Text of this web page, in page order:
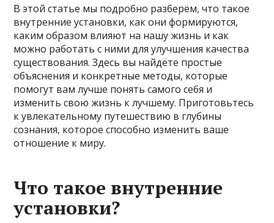
В этой статье мы подробно разберём, что такое
внутренние установки, как они формируются,
каким образом влияют на нашу жизнь и как
можно работать с ними для улучшения качества
существования. Здесь вы найдёте простые
объяснения и конкретные методы, которые
помогут вам лучше понять самого себя и
изменить свою жизнь к лучшему. Приготовьтесь
к увлекательному путешествию в глубины
сознания, которое способно изменить ваше
отношение к миру.
Что такое внутренние
установки?